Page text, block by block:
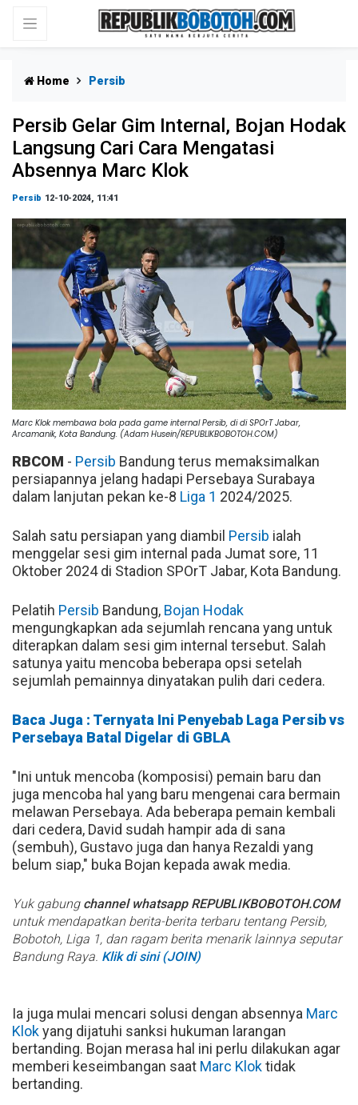
Home Persib
Persib Gelar Gim Internal, Bojan Hodak
Langsung Cari Cara Mengatasi
Absennya Marc Klok
Persib 12-10-2024, 11:41
Marc Klok membawa bola pada game internal Persib, di di SPOrT Jabar,
Arcamanik, Kota Bandung. (Adam Husein/REPUBLIKBOBOTOH.COM)
RBCOM - Persib Bandung terus memaksimalkan
persiapannya jelang hadapi Persebaya Surabaya
dalam lanjutan pekan ke-8 Liga 1 2024/2025.
Salah satu persiapan yang diambil Persib ialah
menggelar sesi gim internal pada Jumat sore, 11
Oktober 2024 di Stadion SPOrT Jabar, Kota Bandung.
Pelatih Persib Bandung, Bojan Hodak
mengungkapkan ada sejumlah rencana yang untuk
diterapkan dalam sesi gim internal tersebut. Salah
satunya yaitu mencoba beberapa opsi setelah
sejumlah pemainnya dinyatakan pulih dari cedera.
Baca Juga : Ternyata Ini Penyebab Laga Persib vs
Persebaya Batal Digelar di GBLA
"Ini untuk mencoba (komposisi) pemain baru dan
juga mencoba hal yang baru mengenai cara bermain
melawan Persebaya. Ada beberapa pemain kembali
dari cedera, David sudah hampir ada di sana
(sembuh), Gustavo juga dan hanya Rezaldi yang
belum siap," buka Bojan kepada awak media.
Yuk gabung channel whatsapp REPUBLIKBOBOTOH.COM
untuk mendapatkan berita-berita terbaru tentang Persib,
Bobotoh, Liga 1, dan ragam berita menarik lainnya seputar
Bandung Raya. Klik di sini (JOIN)
Ia juga mulai mencari solusi dengan absennya Marc
Klokyang dijatuhi sanksi hukuman larangan
bertanding. Bojan merasa hal ini perlu dilakukan agar
memberi keseimbangan saat Marc Kloktidak
bertanding.